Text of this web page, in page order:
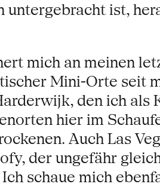
ist,
mich an meinen
Mini-Orte seit
den ich als
hier im
Auch Las
der ungefähr
schaue mich